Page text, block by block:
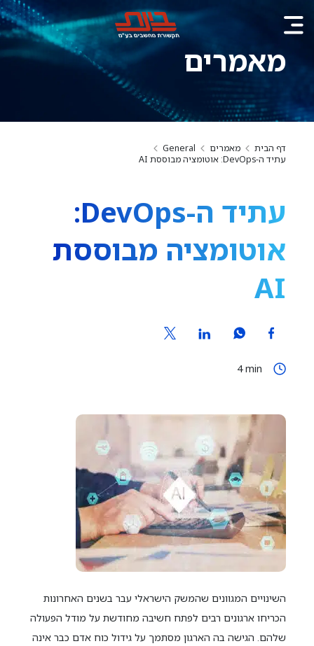
מאמרים
דף הבית מאמרים
General
עתיד ה-DevOps: אוטומציה מבוססת AI
עתיד ה-DevOps:
אוטומציה מבוססת
AI
4 min
השינויים המגוונים שהמשק הישראלי עבר בשנים האחרונות
הכריחו ארגונים רבים לפתח חשיבה מחודשת על מודל הפעולה
שלהם. הגישה בה הארגון מסתמך על גידול כוח אדם כבר אינה